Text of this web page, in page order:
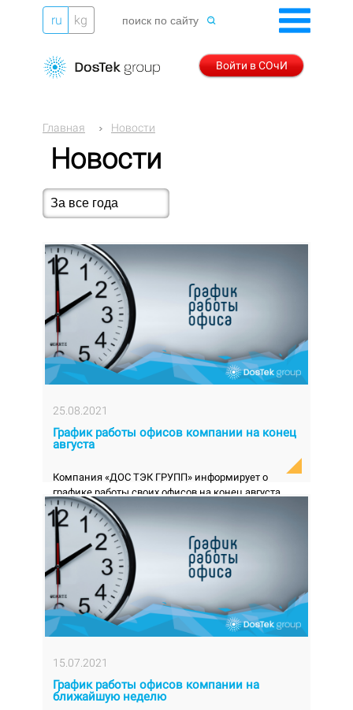
ru kg
Войти в СОчИ
Главная Новости
Новости
25.08.2021
График работы офисов компании на конец
августа
Компания «ДОС ТЭК ГРУПП» информирует о
графике работы своих офисов на конец августа
текущего года. В связи с празднованием Дня
Незав...
15.07.2021
График работы офисов компании на
ближайшую неделю